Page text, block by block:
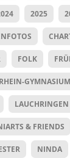
2025
FOLK
GYMNASIUM
LAUCHRINGEN
& FRIENDS
NINDA